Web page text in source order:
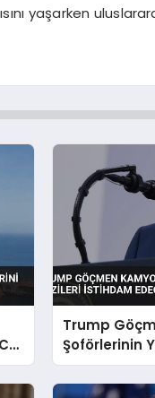
yaşarken
Trump
Şoförlerinin
İstihdam
Duyurdu